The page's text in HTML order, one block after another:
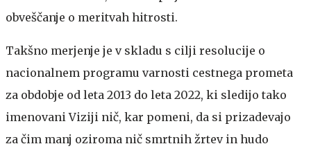
obveščanje o meritvah hitrosti.
Takšno merjenje je v skladu s cilji resolucije o
nacionalnem programu varnosti cestnega prometa
za obdobje od leta 2013 do leta 2022, ki sledijo tako
imenovani Viziji nič, kar pomeni, da si prizadevajo
za čim manj oziroma nič smrtnih žrtev in hudo